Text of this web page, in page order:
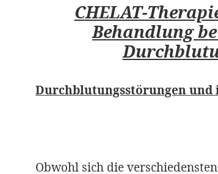
CHELAT-
Behandlung
Durchblutungsstörungen
Obwohl sich die